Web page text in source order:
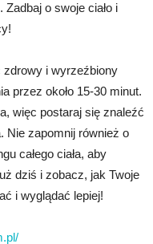
o swoje ciało i
zdrowy i wyrzeźbiony
przez około 15-30 minut.
więc postaraj się znaleźć
Nie zapomnij również o
całego ciała, aby
dziś i zobacz, jak Twoje
i wyglądać lepiej!